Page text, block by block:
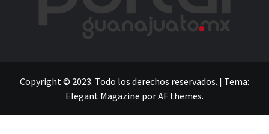
Copyright © 2023. Todo los derechos reservados. | Tema:
Elegant Magazine porAF themes.